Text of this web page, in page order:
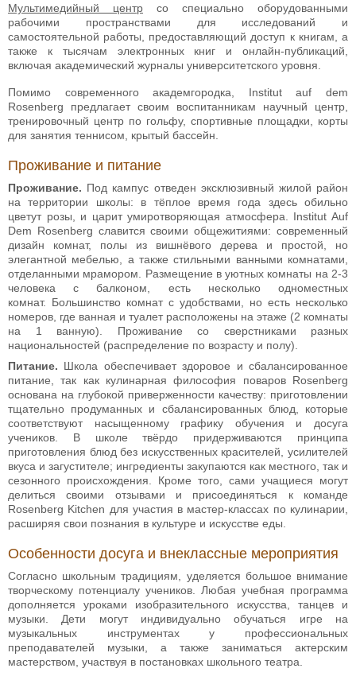
Мультимедийный центр со специально оборудованными
рабочими пространствами для исследований и
самостоятельной работы, предоставляющий доступ к книгам, а
также к тысячам электронных книг и онлайн-публикаций,
включая академический журналы университетского уровня.
Помимо современного академгородка, Institut auf dem
Rosenberg предлагает своим воспитанникам научный центр,
тренировочный центр по гольфу, спортивные площадки, корты
для занятия теннисом, крытый бассейн.
Проживание и питание
Проживание. Под кампус отведен эксклюзивный жилой район
на территории школы: в тёплое время года здесь обильно
цветут розы, и царит умиротворяющая атмосфера. Institut Auf
Dem Rosenberg славится своими общежитиями: современный
дизайн комнат, полы из вишнёвого дерева и простой, но
элегантной мебелью, а также стильными ванными комнатами,
отделанными мрамором. Размещение в уютных комнаты на 2-3
человека с балконом, есть несколько одноместных
комнат. Большинство комнат с удобствами, но есть несколько
номеров, где ванная и туалет расположены на этаже (2 комнаты
на 1 ванную). Проживание со сверстниками разных
национальностей (распределение по возрасту и полу).
Питание. Школа обеспечивает здоровое и сбалансированное
питание, так как кулинарная философия поваров Rosenberg
основана на глубокой приверженности качеству: приготовлении
тщательно продуманных и сбалансированных блюд, которые
соответствуют насыщенному графику обучения и досуга
учеников. В школе твёрдо придерживаются принципа
приготовления блюд без искусственных красителей, усилителей
вкуса и загустителе; ингредиенты закупаются как местного, так и
сезонного происхождения. Кроме того, сами учащиеся могут
делиться своими отзывами и присоединяться к команде
Rosenberg Kitchen для участия в мастер-классах по кулинарии,
расширяя свои познания в культуре и искусстве еды.
Особенности досуга и внеклассные мероприятия
Согласно школьным традициям, уделяется большое внимание
творческому потенциалу учеников. Любая учебная программа
дополняется уроками изобразительного искусства, танцев и
музыки. Дети могут индивидуально обучаться игре на
музыкальных инструментах у профессиональных
преподавателей музыки, а также заниматься актерским
мастерством, участвуя в постановках школьного театра.